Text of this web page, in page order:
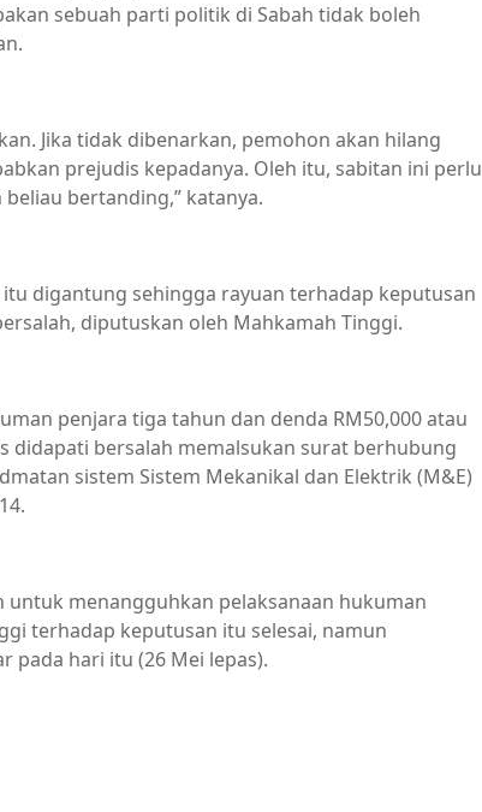
sebuah parti politik di Sabah tidak boleh
Jika tidak dibenarkan, pemohon akan hilang
prejudis kepadanya. Oleh itu, sabitan ini perlu
bertanding,” katanya.
digantung sehingga rayuan terhadap keputusan
diputuskan oleh Mahkamah Tinggi.
penjara tiga tahun dan denda RM50,000 atau
didapati bersalah memalsukan surat berhubung
sistem Sistem Mekanikal dan Elektrik (M&E)
menangguhkan pelaksanaan hukuman
terhadap keputusan itu selesai, namun
pada hari itu (26 Mei lepas).